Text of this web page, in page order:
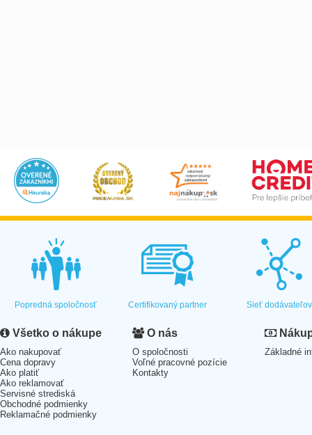
Popredná spoločnosť Certifikovaný partner Sieť dodávateľov
Všetko o nákupe
Ako nakupovať
Cena dopravy
Ako platiť
Ako reklamovať
Servisné strediská
Obchodné podmienky
Reklamačné podmienky
O nás
O spoločnosti
Voľné pracovné pozície
Kontakty
Základné